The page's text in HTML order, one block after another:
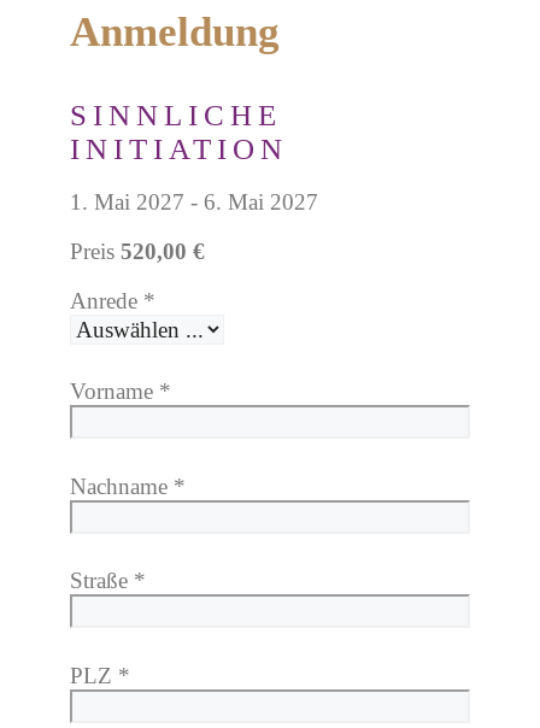
Anmeldung
SINNLICHE
INITIATION
1. Mai 2027 - 6. Mai 2027
Preis 520,00 €
Anrede *
Vorname *
Nachname *
Straße *
PLZ *